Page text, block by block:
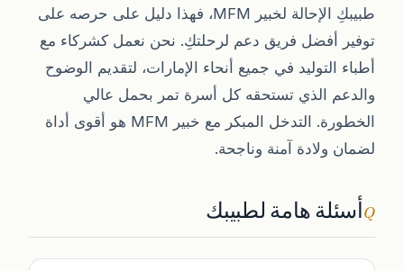
طبيبكِ الإحالة لخبير MFM، فهذا دليل على حرصه على
توفير أفضل فريق دعم لرحلتكِ. نحن نعمل كشركاء مع
أطباء التوليد في جميع أنحاء الإمارات، لتقديم الوضوح
والدعم الذي تستحقه كل أسرة تمر بحمل عالي
الخطورة. التدخل المبكر مع خبير MFM هو أقوى أداة
لضمان ولادة آمنة وناجحة.
Qأسئلة هامة لطبيبك